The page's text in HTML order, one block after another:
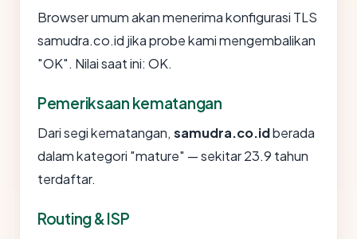
Browser umum akan menerima konfigurasi TLS
samudra.co.id jika probe kami mengembalikan
"OK". Nilai saat ini: OK.
Pemeriksaan kematangan
Dari segi kematangan, samudra.co.idberada
dalam kategori "mature" — sekitar 23.9 tahun
terdaftar.
Routing & ISP